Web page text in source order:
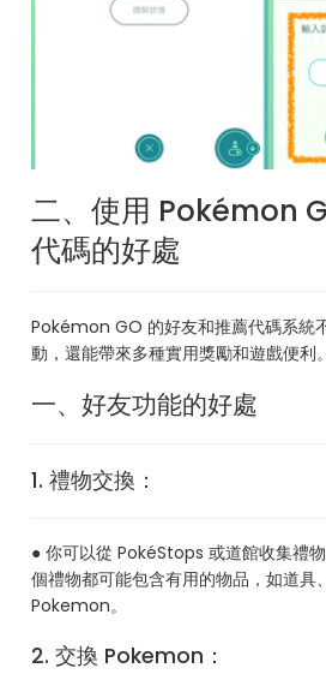
二、使用 Pokémon
代碼的好處
Pokémon GO 的好友和推薦代碼系統
動，還能帶來多種實用獎勵和遊戲便利。
一、好友功能的好處
1. 禮物交換：
● 你可以從 PokéStops 或道館收集禮
個禮物都可能包含有用的物品，如道具
Pokemon。
2. 交換 Pokemon：